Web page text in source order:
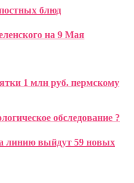
блюд
на 9 Мая
1 млн руб. пермскому
обследование ?
линию выйдут 59 новых